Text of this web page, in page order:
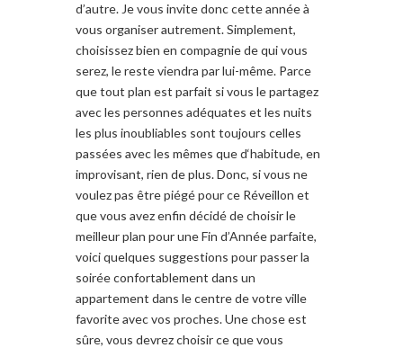
d’autre. Je vous invite donc cette année à
vous organiser autrement. Simplement,
choisissez bien en compagnie de qui vous
serez, le reste viendra par lui-même. Parce
que tout plan est parfait si vous le partagez
avec les personnes adéquates et les nuits
les plus inoubliables sont toujours celles
passées avec les mêmes que d‘habitude, en
improvisant, rien de plus. Donc, si vous ne
voulez pas être piégé pour ce Réveillon et
que vous avez enfin décidé de choisir le
meilleur plan pour une Fin d’Année parfaite,
voici quelques suggestions pour passer la
soirée confortablement dans un
appartement dans le centre de votre ville
favorite avec vos proches. Une chose est
sûre, vous devrez choisir ce que vous